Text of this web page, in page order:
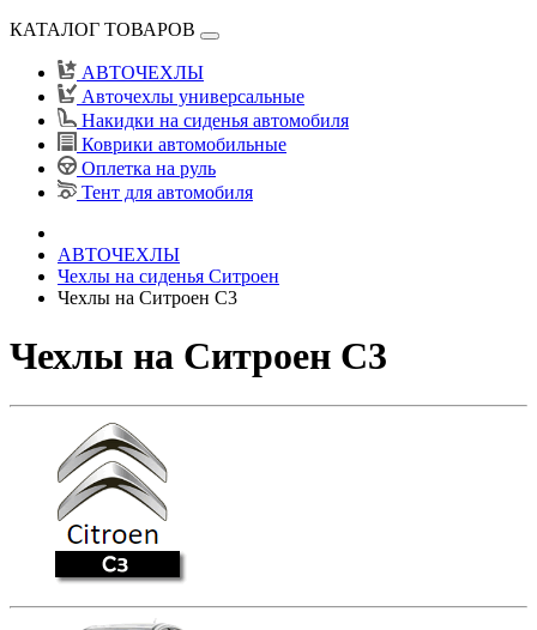
КАТАЛОГ ТОВАРОВ
АВТОЧЕХЛЫ
Авточехлы универсальные
Накидки на сиденья автомобиля
Коврики автомобильные
Оплетка на руль
Тент для автомобиля
АВТОЧЕХЛЫ
Чехлы на сиденья Ситроен
Чехлы на Ситроен С3
Чехлы на Ситроен С3